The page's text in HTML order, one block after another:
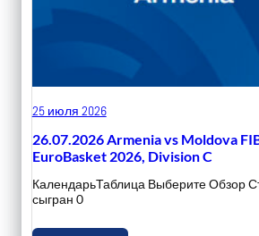
25 июля 2026
26.07.2026 Armenia vs Moldova
EuroBasket 2026, Division C
КалендарьТаблица Выберите Обзор
сыгран 0